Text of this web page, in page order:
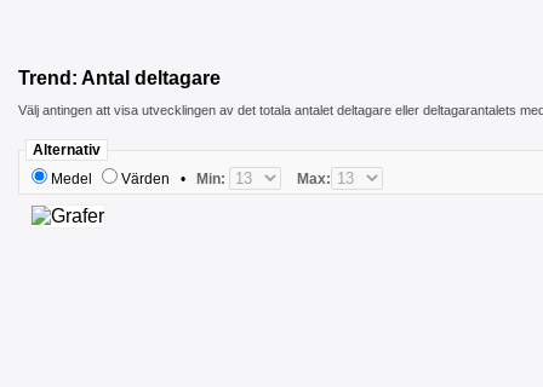
Trend: Antal deltagare
Välj antingen att visa utvecklingen av det totala antalet deltagare eller deltagarantalets
Alternativ
Medel
Värden • Min: Max: